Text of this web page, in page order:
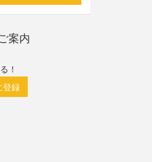
案内
！
録